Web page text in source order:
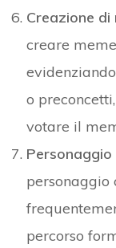
Creazione di
creare
o
votare il
personaggio
percorso